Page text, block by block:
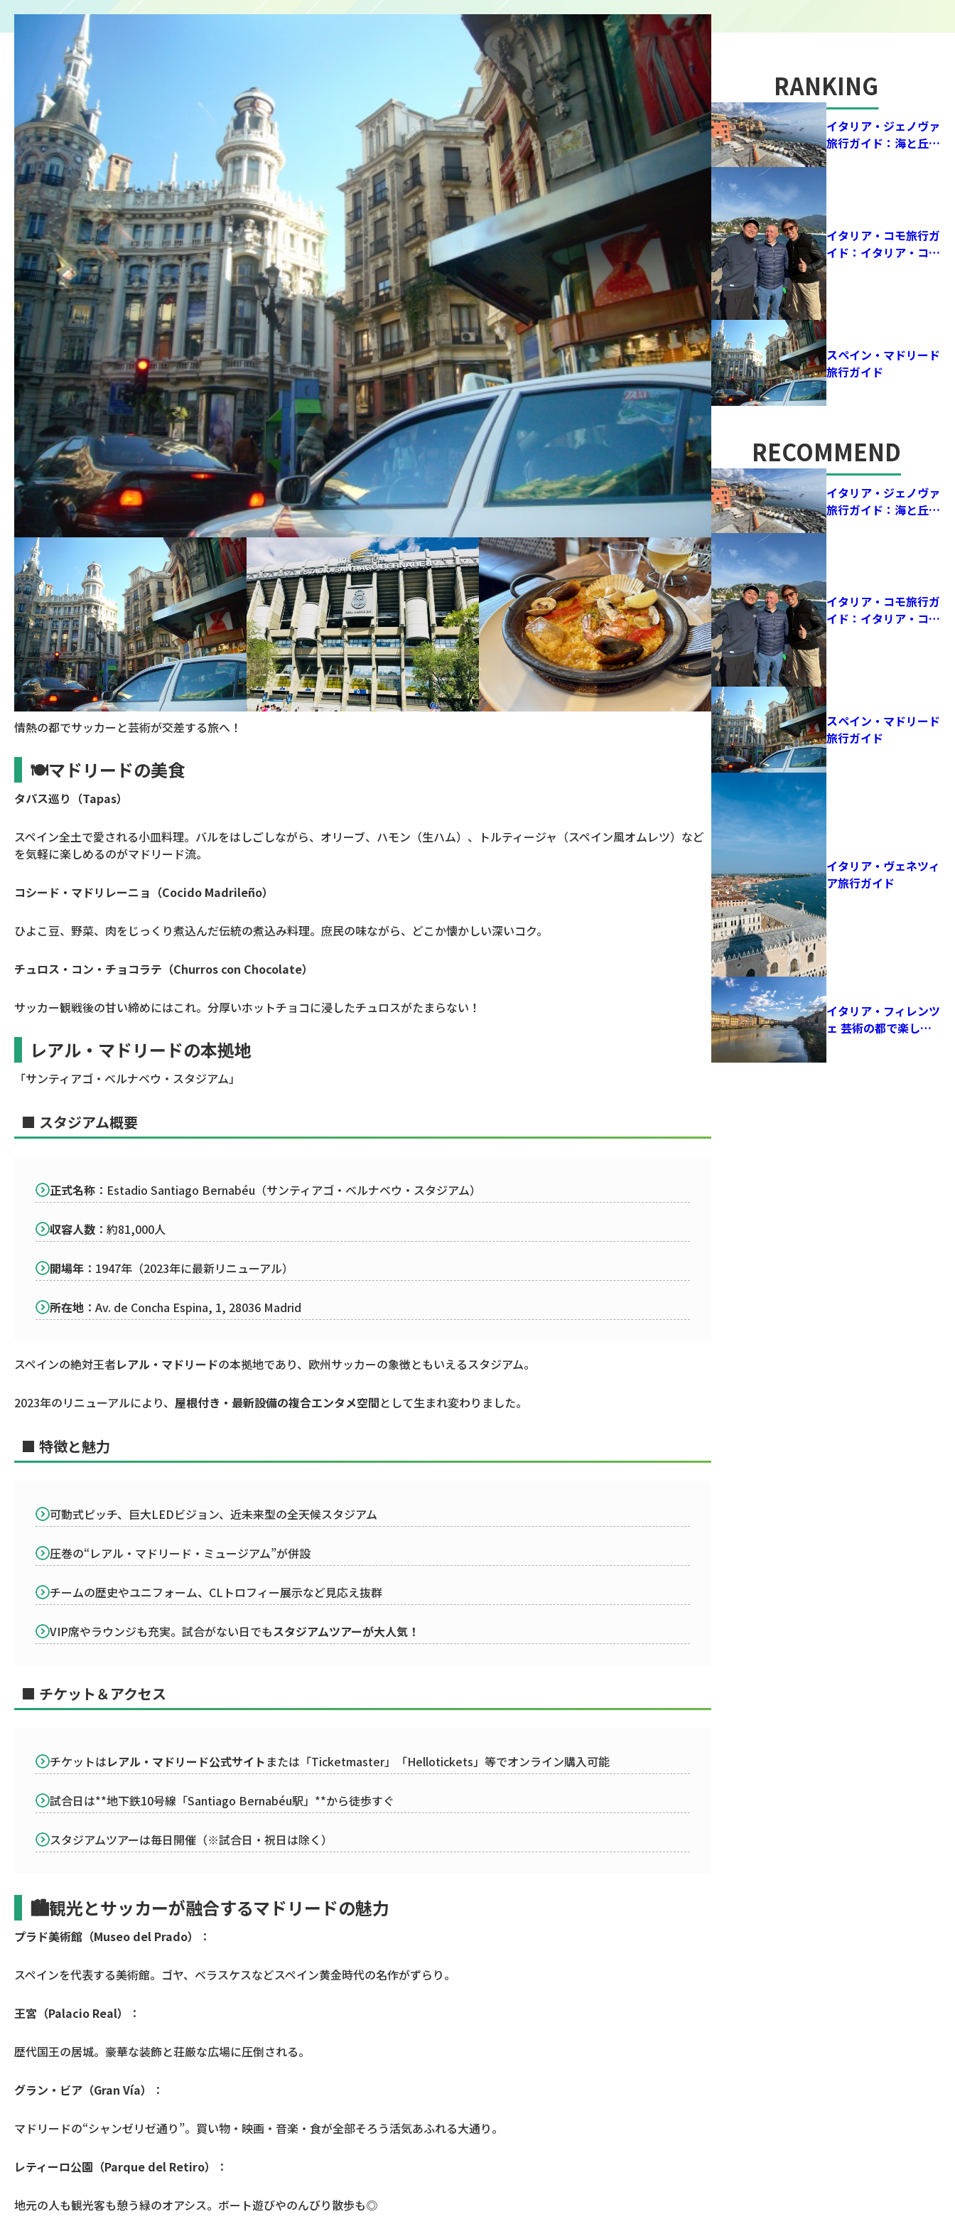
情熱の都でサッカーと芸術が交差する旅へ！
🍽マドリードの美食
タパス巡り（Tapas）
スペイン全土で愛される小皿料理。バルをはしごしながら、オリーブ、ハモン（生ハム）、トルティージャ（スペイン風オムレツ）など
を気軽に楽しめるのがマドリード流。
コシード・マドリレーニョ（Cocido Madrileño）
ひよこ豆、野菜、肉をじっくり煮込んだ伝統の煮込み料理。庶民の味ながら、どこか懐かしい深いコク。
チュロス・コン・チョコラテ（Churros con Chocolate）
サッカー観戦後の甘い締めにはこれ。分厚いホットチョコに浸したチュロスがたまらない！
レアル・マドリードの本拠地
「サンティアゴ・ベルナベウ・スタジアム」
■ スタジアム概要
正式名称 ：Estadio Santiago Bernabéu（サンティアゴ・ベルナベウ・スタジアム）
収容人数 ：約81,000人
開場年 ：1947年（2023年に最新リニューアル）
所在地 ：Av. de Concha Espina, 1, 28036 Madrid
スペインの絶対王者レアル・マドリードの本拠地であり、欧州サッカーの象徴ともいえるスタジアム。
2023年のリニューアルにより、 屋根付き・最新設備の複合エンタメ空間として生まれ変わりました。
■ 特徴と魅力
可動式ピッチ、巨大LEDビジョン、近未来型の全天候スタジアム
圧巻の“レアル・マドリード・ミュージアム”が併設
チームの歴史やユニフォーム、CLトロフィー展示など見応え抜群
VIP席やラウンジも充実。試合がない日でもスタジアムツアーが大人気！
■ チケット＆アクセス
チケットはレアル・マドリード公式サイト または「Ticketmaster」「Hellotickets」等でオンライン購入可能
試合日は**地下鉄10号線「Santiago Bernabéu駅」**から徒歩すぐ
スタジアムツアーは毎日開催（※試合日・祝日は除く）
🏙観光とサッカーが融合するマドリードの魅力
プラド美術館（Museo del Prado） ：
スペインを代表する美術館。ゴヤ、ベラスケスなどスペイン黄金時代の名作がずらり。
王宮（Palacio Real） ：
歴代国王の居城。豪華な装飾と荘厳な広場に圧倒される。
グラン・ビア（Gran Vía） ：
マドリードの“シャンゼリゼ通り”。買い物・映画・音楽・食が全部そろう活気あふれる大通り。
レティーロ公園（Parque del Retiro） ：
地元の人も観光客も憩う緑のオアシス。ボート遊びやのんびり散歩も◎
人気記事
RANKING
イタリア・ジェノヴァ
旅行ガイド：海と丘に
囲まれた街で、歴史と
イタリア・コモ旅行ガ
イド：イタリア・コモ
を旅して感じた、サッ
カーと湖が融合する街
の魅力
スペイン・マドリード
旅行ガイド
おすすめ記事
RECOMMEND
イタリア・ジェノヴァ
旅行ガイド：海と丘に
囲まれた街で、歴史と
イタリア・コモ旅行ガ
イド：イタリア・コモ
を旅して感じた、サッ
カーと湖が融合する街
の魅力
スペイン・マドリード
旅行ガイド
イタリア・ヴェネツィ
ア旅行ガイド
イタリア・フィレンツ
ェ 芸術の都で楽しむ
サッカーとルネサンス
の空気